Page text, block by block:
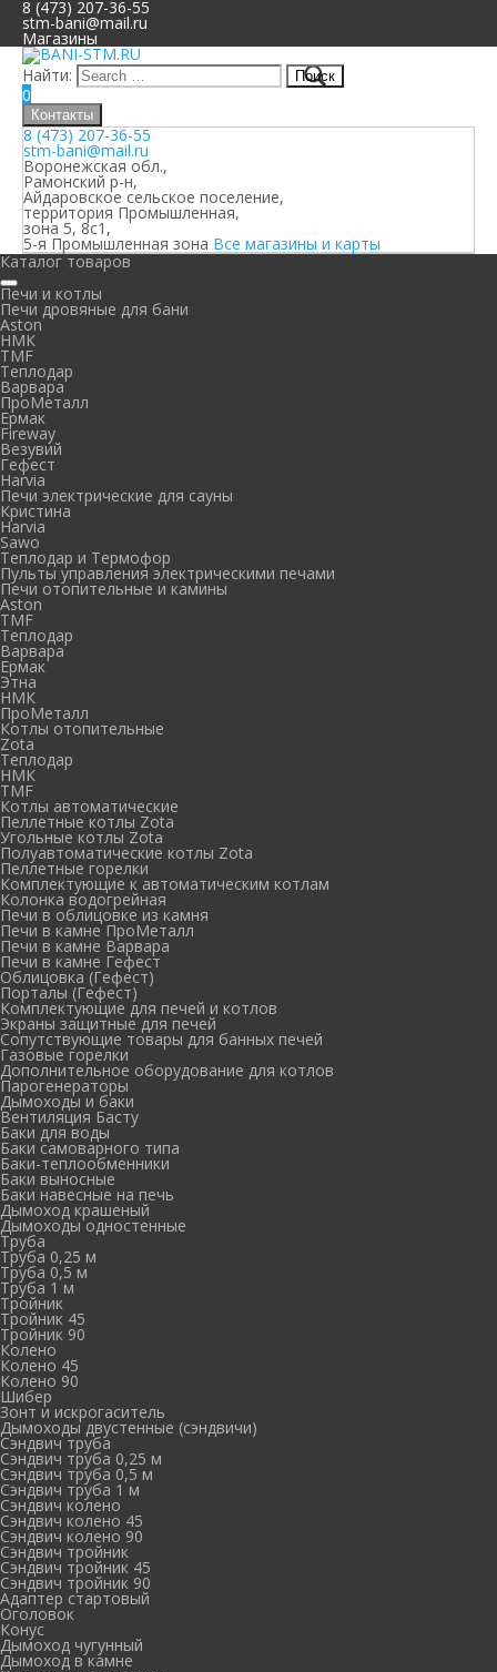
8 (473) 207-36-55
stm-bani@mail.ru
Магазины
Найти:
0
Контакты
8 (473) 207-36-55
stm-bani@mail.ru
Воронежская обл.,
Рамонский р-н,
Айдаровское сельское поселение,
территория Промышленная,
зона 5, 8с1,
5-я Промышленная зона Все магазины и карты
Каталог товаров
Печи и котлы
Печи дровяные для бани
Aston
НМК
TMF
Теплодар
Варвара
ПроМеталл
Ермак
Fireway
Везувий
Гефест
Harvia
Печи электрические для сауны
Кристина
Harvia
Sawo
Теплодар и Термофор
Пульты управления электрическими печами
Печи отопительные и камины
Aston
TMF
Теплодар
Варвара
Ермак
Этна
НМК
ПроМеталл
Котлы отопительные
Zota
Теплодар
НМК
TMF
Котлы автоматические
Пеллетные котлы Zota
Угольные котлы Zota
Полуавтоматические котлы Zota
Пеллетные горелки
Комплектующие к автоматическим котлам
Колонка водогрейная
Печи в облицовке из камня
Печи в камне ПроМеталл
Печи в камне Варвара
Печи в камне Гефест
Облицовка (Гефест)
Порталы (Гефест)
Комплектующие для печей и котлов
Экраны защитные для печей
Сопутствующие товары для банных печей
Газовые горелки
Дополнительное оборудование для котлов
Парогенераторы
Дымоходы и баки
Вентиляция Басту
Баки для воды
Баки самоварного типа
Баки-теплообменники
Баки выносные
Баки навесные на печь
Дымоход крашеный
Дымоходы одностенные
Труба
Труба 0,25 м
Труба 0,5 м
Труба 1 м
Тройник
Тройник 45
Тройник 90
Колено
Колено 45
Колено 90
Шибер
Зонт и искрогаситель
Дымоходы двустенные (сэндвичи)
Сэндвич труба
Сэндвич труба 0,25 м
Сэндвич труба 0,5 м
Сэндвич труба 1 м
Сэндвич колено
Сэндвич колено 45
Сэндвич колено 90
Сэндвич тройник
Сэндвич тройник 45
Сэндвич тройник 90
Адаптер стартовый
Оголовок
Конус
Дымоход чугунный
Дымоход в камне